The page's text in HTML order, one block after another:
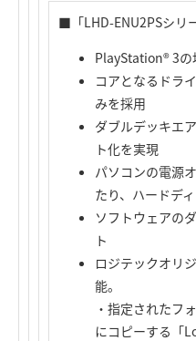
■「LHD-ENU2PSシリ
PlayStation® 3
コアとなるドラ
みを採用
ダブルデッキエ
ト化を実現
パソコンの電源
たり、ハードデ
ソフトウェアの
ト
ロジテックオリ
能。
・指定されたフ
にコピーする「